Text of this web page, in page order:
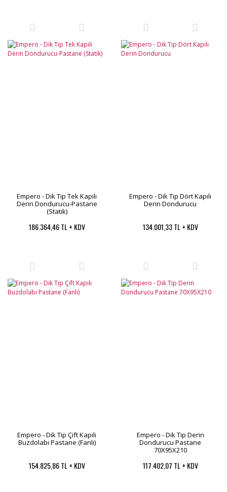
Empero - Dik Tip Tek Kapılı
Derin Dondurucu-Pastane
(Statik)
186.364,46 TL + KDV
Empero - Dik Tip Dört Kapılı
Derin Dondurucu
134.001,33 TL + KDV
Empero - Dik Tip Çift Kapılı
Buzdolabı Pastane (Fanlı)
154.825,86 TL + KDV
Empero - Dik Tip Derin
Dondurucu Pastane
70X95X210
117.402,07 TL + KDV